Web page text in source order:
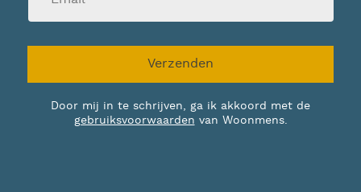
Verzenden
Door mij in te schrijven, ga ik akkoord met de
gebruiksvoorwaarden van Woonmens.